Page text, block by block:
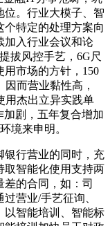
位。行业大模子、智
特定的处理方案向
加入行业会议和论
拔风控手艺，6G尺
用市场的方针，150
而营业黏性高，
用杰出立异实践单
剧，五年复合增加
境来申明。
行营业的同时，充
取智能化使用支持两
的合同，如：司
营业/手艺征询、
以智能培训、智能标